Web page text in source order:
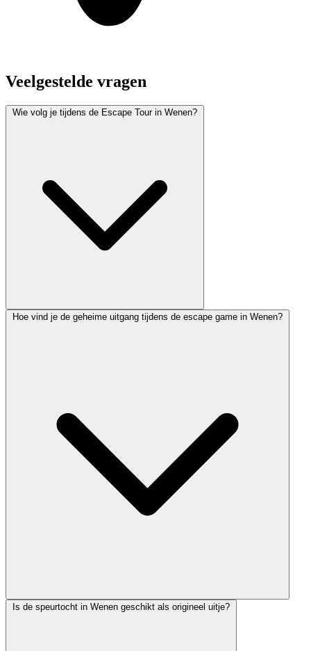
Veelgestelde vragen
Wie volg je tijdens de Escape Tour in Wenen?
Hoe vind je de geheime uitgang tijdens de escape game in Wenen?
Is de speurtocht in Wenen geschikt als origineel uitje?